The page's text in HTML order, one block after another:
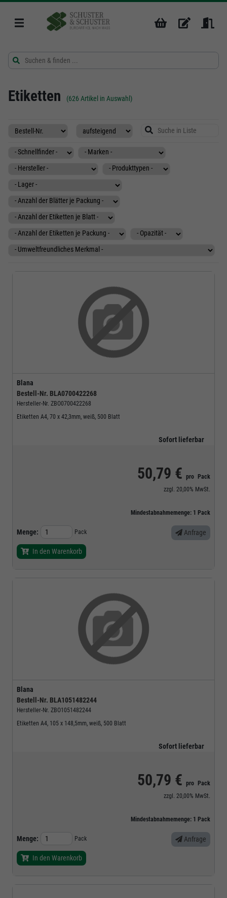
Etiketten (626 Artikel in Auswahl)
Blana
Bestell-Nr. BLA0700422268
Hersteller-Nr. ZBO0700422268
Etiketten A4, 70 x 42,3mm, weiß, 500 Blatt
Sofort lieferbar
50,79 € pro
Pack
zzgl. 20,00% MwSt.
Mindestabnahmemenge: 1 Pack
Menge: Pack Anfrage
In den Warenkorb
Blana
Bestell-Nr. BLA1051482244
Hersteller-Nr. ZBO1051482244
Etiketten A4, 105 x 148,5mm, weiß, 500 Blatt
Sofort lieferbar
50,79 € pro
Pack
zzgl. 20,00% MwSt.
Mindestabnahmemenge: 1 Pack
Menge: Pack Anfrage
In den Warenkorb